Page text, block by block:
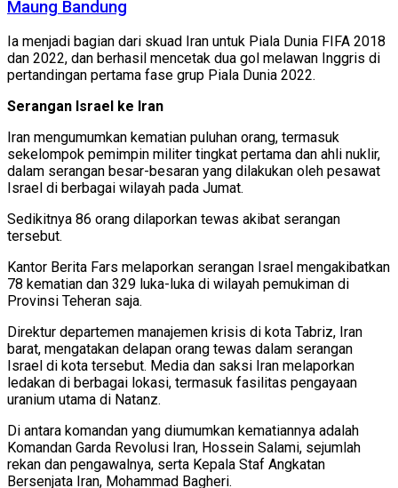
Maung Bandung
Ia menjadi bagian dari skuad Iran untuk Piala Dunia FIFA 2018
dan 2022, dan berhasil mencetak dua gol melawan Inggris di
pertandingan pertama fase grup Piala Dunia 2022.
Serangan Israel ke Iran
Iran mengumumkan kematian puluhan orang, termasuk
sekelompok pemimpin militer tingkat pertama dan ahli nuklir,
dalam serangan besar-besaran yang dilakukan oleh pesawat
Israel di berbagai wilayah pada Jumat.
Sedikitnya 86 orang dilaporkan tewas akibat serangan
tersebut.
Kantor Berita Fars melaporkan serangan Israel mengakibatkan
78 kematian dan 329 luka-luka di wilayah pemukiman di
Provinsi Teheran saja.
Direktur departemen manajemen krisis di kota Tabriz, Iran
barat, mengatakan delapan orang tewas dalam serangan
Israel di kota tersebut. Media dan saksi Iran melaporkan
ledakan di berbagai lokasi, termasuk fasilitas pengayaan
uranium utama di Natanz.
Di antara komandan yang diumumkan kematiannya adalah
Komandan Garda Revolusi Iran, Hossein Salami, sejumlah
rekan dan pengawalnya, serta Kepala Staf Angkatan
Bersenjata Iran, Mohammad Bagheri.